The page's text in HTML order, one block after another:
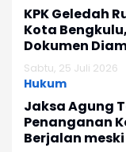
KPK Geledah
Kota
Dokumen
Sabtu, 25 Juli 2026
Hukum
Jaksa Agung
Penanganan
Berjalan